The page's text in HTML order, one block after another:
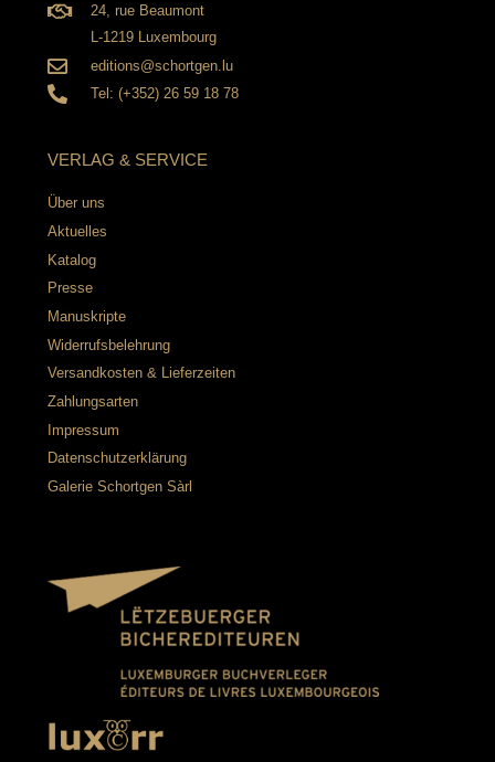
24, rue Beaumont
L-1219 Luxembourg
editions@schortgen.lu
Tel: (+352) 26 59 18 78
VERLAG & SERVICE
Über uns
Aktuelles
Katalog
Presse
Manuskripte
Widerrufsbelehrung
Versandkosten & Lieferzeiten
Zahlungsarten
Impressum
Datenschutzerklärung
Galerie Schortgen Sàrl